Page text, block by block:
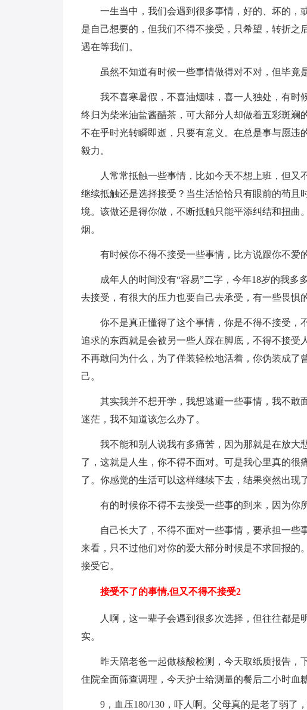
一生当中，我们会遇到很多事情，好的、坏的，
是自己想要的，但我们不得不接受，只希望，转折
遇在等我们。
虽然不知道有时候一些事情做得对不对，但毕竟
我不喜寒暑假，不喜油烟味，喜一人独处，有时
终归为柴米油盐酱醋茶，可大部分人却做着五彩斑斓
不在乎时光转瞬即逝，只要有意义。在总是事与愿
毅力。
人常常抵触一些事情，比如今天不想上班，但
继续抵触还是选择接受？当生活恰恰只有眼前的苟且
境。该做还是得你做，不断抵触只能平添纠结和扭曲
烟。
有时候你不得不接受一些事情，比方说跟你不爱
成年人的时间没有“容易”二字，今年18岁的我
去接受，有很大的压力也要自己去承受，有一些畏惧
你不是真正懂得了这个事情，你是不得不接受，
追求的东西就是会被另一些人踩在脚底，不得不接
不再敢问为什么，为了佯装轻松地活着，你伪装成了
己。
其实我并不想开学，我想逃避一些事情，我不敢
迷茫，我不知道该怎么办了。
我不能和别人说我有多痛苦，因为那就是在放大
了，这就是人生，你不得不面对。可是我心里真的
了。你感觉的生活可以这样继续下去，结果突然出现
有的时候你不得不去接受一些事的到来，因为你
自己长大了，不得不面对一些事情，要承担一
来看，只不过他们对你的爱大部分时候是不求回报的
接受它。
接受不了的事情,但又不得不接受2
人啊，这一辈子会遇到很多次选择，但往往都
实。
昨天陪老爸一起做核酸检测，今天取纸质报告
住院全面筛查调理，今天护士给测量的餐后二小时血
9，血压180/130，吓人啊。父母真的是老了弱了